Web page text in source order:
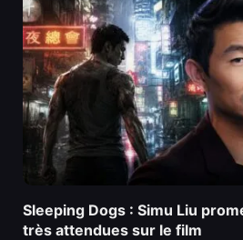
Sleeping Dogs : Simu Liu
très attendues sur le film